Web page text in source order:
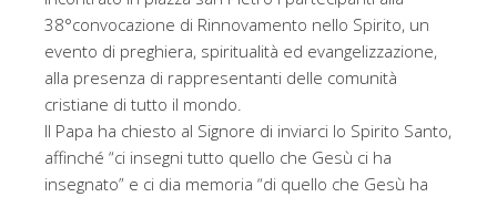
38°convocazione di Rinnovamento nello Spirito, un
evento di preghiera, spiritualità ed evangelizzazione,
alla presenza di rappresentanti delle comunità
cristiane di tutto il mondo.
Il Papa ha chiesto al Signore di inviarci lo Spirito Santo,
affinché “ci insegni tutto quello che Gesù ci ha
insegnato” e ci dia memoria “di quello che Gesù ha